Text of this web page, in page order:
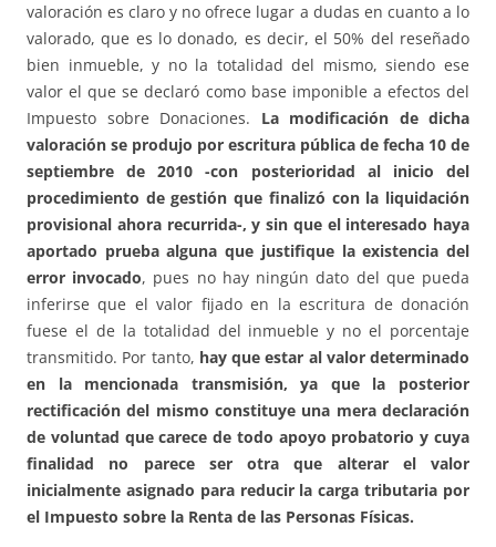
valoración es claro y no ofrece lugar a dudas en cuanto a lo
valorado, que es lo donado, es decir, el 50% del reseñado
bien inmueble, y no la totalidad del mismo, siendo ese
valor el que se declaró como base imponible a efectos del
Impuesto sobre Donaciones. La modificación de dicha
valoración se produjo por escritura pública de fecha 10 de
septiembre de 2010 -con posterioridad al inicio del
procedimiento de gestión que finalizó con la liquidación
provisional ahora recurrida-, y sin que el interesado haya
aportado prueba alguna que justifique la existencia del
error invocado, pues no hay ningún dato del que pueda
inferirse que el valor fijado en la escritura de donación
fuese el de la totalidad del inmueble y no el porcentaje
transmitido. Por tanto, hay que estar al valor determinado
en la mencionada transmisión, ya que la posterior
rectificación del mismo constituye una mera declaración
de voluntad que carece de todo apoyo probatorio y cuya
finalidad no parece ser otra que alterar el valor
inicialmente asignado para reducir la carga tributaria por
el Impuesto sobre la Renta de las Personas Físicas.